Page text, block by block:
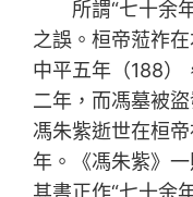
所謂“七十余
之誤。桓帝蒞祚
中平五年（188）
二年，而馮墓被
馮朱紫逝世在桓
年。《馮朱紫》